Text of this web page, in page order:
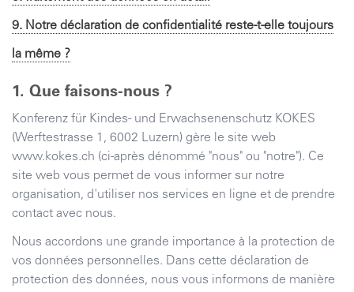
9. Notre déclaration de confidentialité reste-t-elle toujours
la même ?
Que faisons-nous ?
Konferenz für Kindes- und Erwachsenenschutz KOKES
(Werftestrasse 1 , 6002 Luzern) gère le site web
www.kokes.ch (ci-après dénommé "nous" ou "notre"). Ce
site web vous permet de vous informer sur notre
organisation, d'utiliser nos services en ligne et de prendre
contact avec nous.
Nous accordons une grande importance à la protection de
vos données personnelles. Dans cette déclaration de
protection des données, nous vous informons de manière